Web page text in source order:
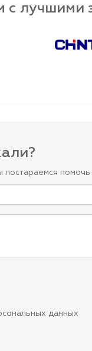
с лучшими
данных